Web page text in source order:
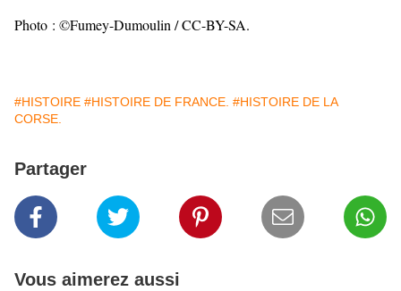
Photo : ©Fumey-Dumoulin / CC-BY-SA.
#HISTOIRE #HISTOIRE DE FRANCE. #HISTOIRE DE LA
CORSE.
Partager
Vous aimerez aussi